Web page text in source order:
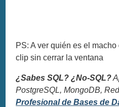
PS: A ver quién es el
clip sin cerrar la ventana
¿Sabes SQL? ¿No-SQL?
PostgreSQL, MongoDB,
Profesional de Bases de